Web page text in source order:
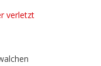
verletzt